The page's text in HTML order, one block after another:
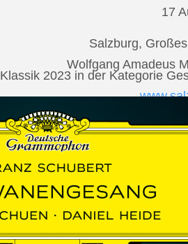
17
Salzburg,
Wolfgang Amadeus
20
Vilabertran,
Johannes
2023 in der Kategorie